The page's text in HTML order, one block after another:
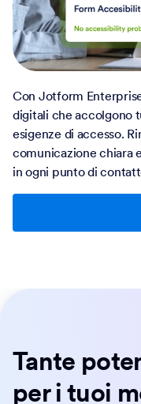
Con Jotform
digitali che accolgono
esigenze di accesso.
comunicazione chiara
in ogni punto di
per i tuoi